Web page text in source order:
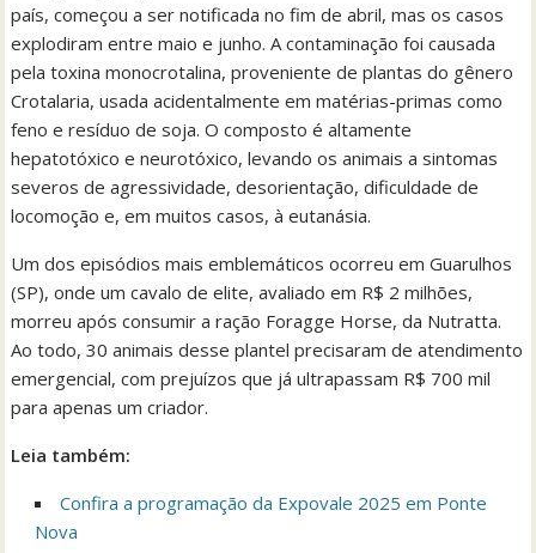
país, começou a ser notificada no fim de abril, mas os casos
explodiram entre maio e junho. A contaminação foi causada
pela toxina monocrotalina, proveniente de plantas do gênero
Crotalaria, usada acidentalmente em matérias-primas como
feno e resíduo de soja. O composto é altamente
hepatotóxico e neurotóxico, levando os animais a sintomas
severos de agressividade, desorientação, dificuldade de
locomoção e, em muitos casos, à eutanásia.
Um dos episódios mais emblemáticos ocorreu em Guarulhos
(SP), onde um cavalo de elite, avaliado em R$ 2 milhões,
morreu após consumir a ração Foragge Horse, da Nutratta.
Ao todo, 30 animais desse plantel precisaram de atendimento
emergencial, com prejuízos que já ultrapassam R$ 700 mil
para apenas um criador.
Leia também:
Confira a programação da Expovale 2025 em Ponte
Nova